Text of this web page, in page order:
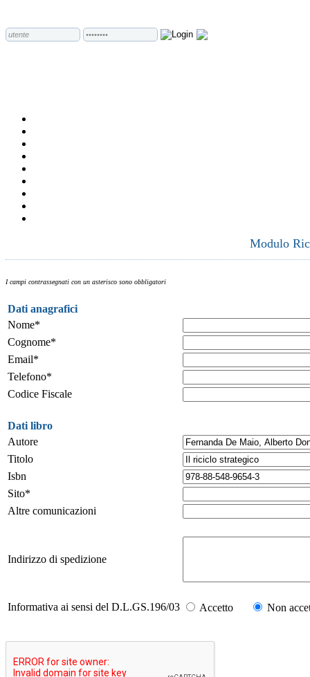
Modulo
I campi contrassegnati con un asterisco sono obbligatori
Dati anagrafici
Nome*
Cognome*
Email*
Telefono*
Codice Fiscale
Dati libro
Autore
Titolo
Isbn
Sito*
Altre comunicazioni
Indirizzo di spedizione
Informativa ai sensi del D.L.GS.196/03 Accetto Non